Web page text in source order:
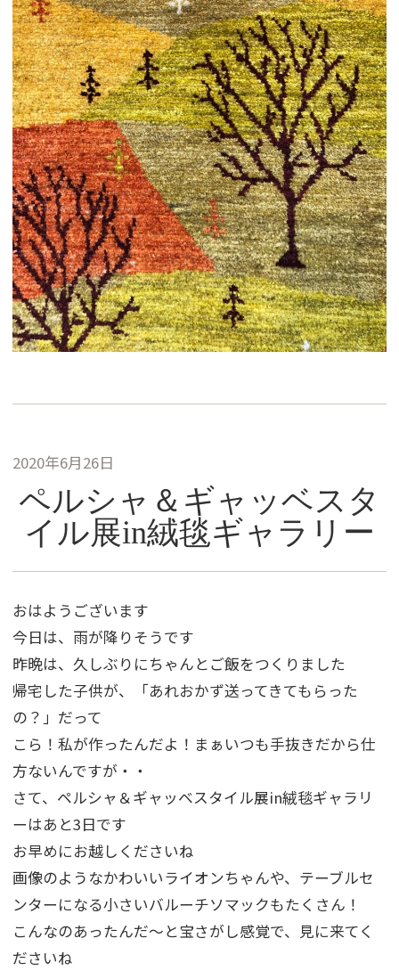
2020年6月26日
ペルシャ＆ギャッベスタ
イル展in絨毯ギャラリー
おはようございます
今日は、雨が降りそうです
昨晩は、久しぶりにちゃんとご飯をつくりました
帰宅した子供が、「あれおかず送ってきてもらった
の？」だって
こら！私が作ったんだよ！まぁいつも手抜きだから仕
方ないんですが・・
さて、ペルシャ＆ギャッベスタイル展in絨毯ギャラリ
ーはあと3日です
お早めにお越しくださいね
画像のようなかわいいライオンちゃんや、テーブルセ
ンターになる小さいバルーチソマックもたくさん！
こんなのあったんだ～と宝さがし感覚で、見に来てく
ださいね